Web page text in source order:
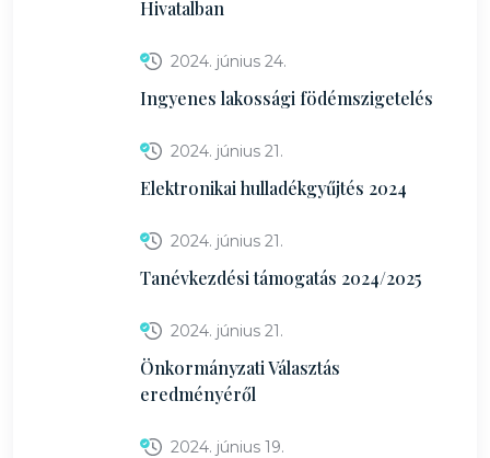
Hivatalban
2024. június 24.
Ingyenes lakossági födémszigetelés
2024. június 21.
Elektronikai hulladékgyűjtés 2024
2024. június 21.
Tanévkezdési támogatás 2024/2025
2024. június 21.
Önkormányzati Választás
eredményéről
2024. június 19.